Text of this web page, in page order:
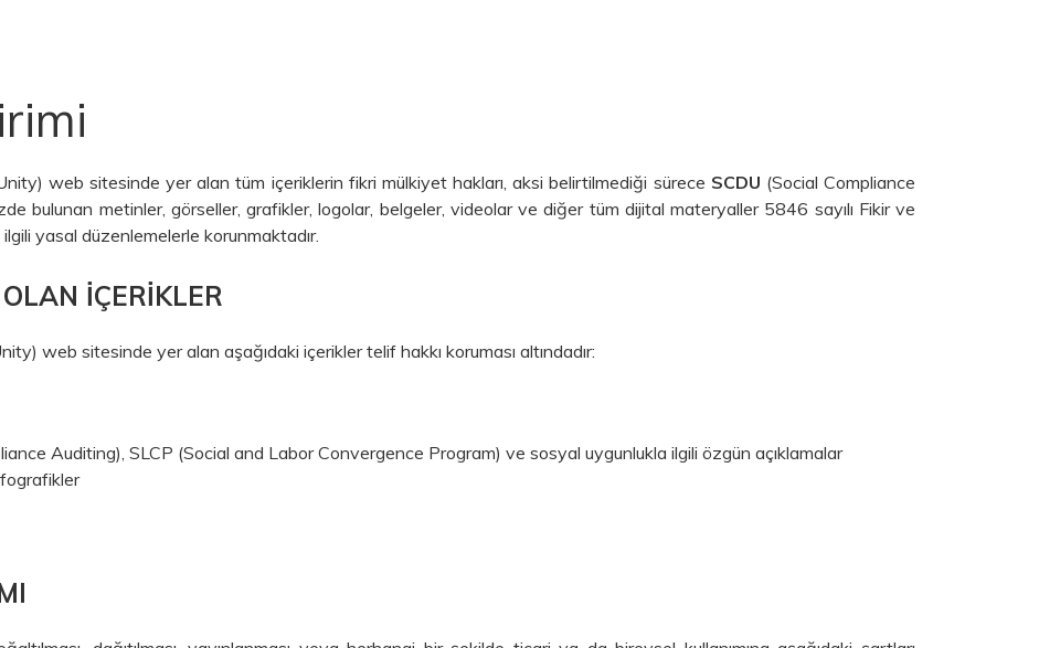
web sitesinde yer alan tüm içeriklerin fikri mülkiyet hakları, aksi belirtilmediği sürece SCDU (Social Compliance
bulunan metinler, görseller, grafikler, logolar, belgeler, videolar ve diğer tüm dijital materyaller 5846 sayılı Fikir ve
yasal düzenlemelerle korunmaktadır.
İÇERIKLER
web sitesinde yer alan aşağıdaki içerikler telif hakkı koruması altındadır:
Auditing), SLCP (Social and Labor Convergence Program) ve sosyal uygunlukla ilgili özgün açıklamalar